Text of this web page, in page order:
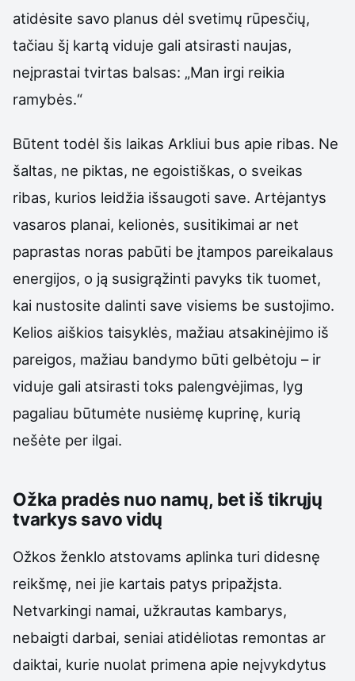
atidėsite savo planus dėl svetimų rūpesčių,
tačiau šį kartą viduje gali atsirasti naujas,
neįprastai tvirtas balsas: „Man irgi reikia
ramybės.“
Būtent todėl šis laikas Arkliui bus apie ribas. Ne
šaltas, ne piktas, ne egoistiškas, o sveikas
ribas, kurios leidžia išsaugoti save. Artėjantys
vasaros planai, kelionės, susitikimai ar net
paprastas noras pabūti be įtampos pareikalaus
energijos, o ją susigrąžinti pavyks tik tuomet,
kai nustosite dalinti save visiems be sustojimo.
Kelios aiškios taisyklės, mažiau atsakinėjimo iš
pareigos, mažiau bandymo būti gelbėtoju – ir
viduje gali atsirasti toks palengvėjimas, lyg
pagaliau būtumėte nusiėmę kuprinę, kurią
nešėte per ilgai.
Ožka pradės nuo namų, bet iš tikrųjų
tvarkys savo vidų
Ožkos ženklo atstovams aplinka turi didesnę
reikšmę, nei jie kartais patys pripažįsta.
Netvarkingi namai, užkrautas kambarys,
nebaigti darbai, seniai atidėliotas remontas ar
daiktai, kurie nuolat primena apie neįvykdytus